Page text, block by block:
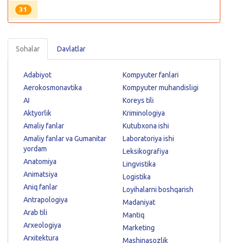
31
Sohalar Davlatlar
Adabiyot
Aerokosmonavtika
AI
Aktyorlik
Amaliy fanlar
Amaliy fanlar va Gumanitar
yordam
Anatomiya
Animatsiya
Aniq fanlar
Antrapologiya
Arab tili
Arxeologiya
Arxitektura
Kompyuter fanlari
Kompyuter muhandisligi
Koreys tili
Kriminologiya
Kutubxona ishi
Laboratoriya ishi
Leksikografiya
Lingvistika
Logistika
Loyihalarni boshqarish
Madaniyat
Mantiq
Marketing
Mashinasozlik